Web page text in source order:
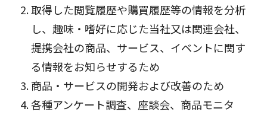
取得した閲覧履歴や購買履歴等の情報を分析
し、趣味・嗜好に応じた当社又は関連会社、
提携会社の商品、サービス、イベントに関す
る情報をお知らせするため
商品・サービスの開発および改善のため
各種アンケート調査、座談会、商品モニタ